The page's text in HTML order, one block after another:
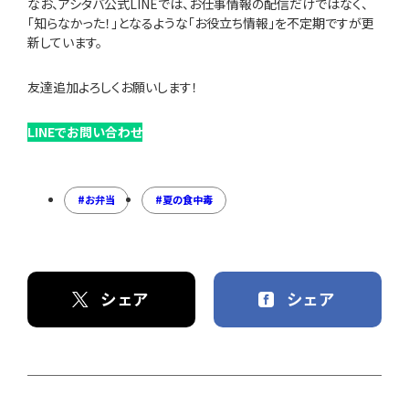
「知らなかった！」となるような「お役立ち情報」を不定期ですが更
新しています。
友達追加よろしくお願いします！
LINEでお問い合わせ
お弁当 夏の食中毒
シェア シェア